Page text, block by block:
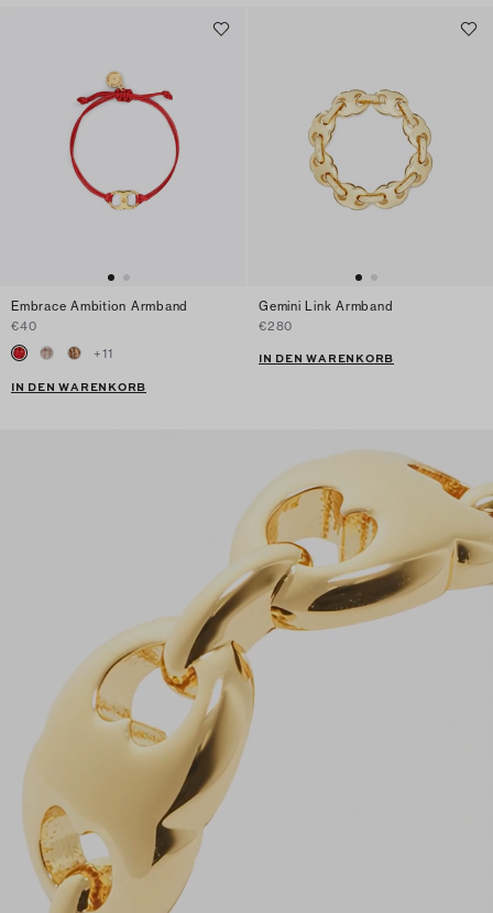
Embrace Ambition Armband
€40
+11
IN DEN WARENKORB
Gemini Link Armband
€280
IN DEN WARENKORB